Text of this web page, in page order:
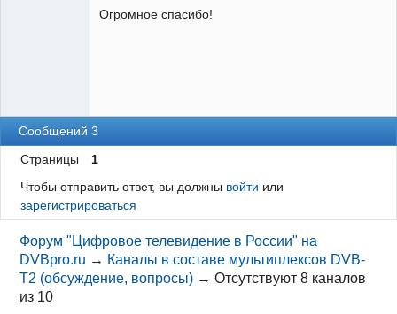
Огромное спасибо!
Сообщений 3
Страницы
1
Чтобы отправить ответ, вы должны войти или
зарегистрироваться
Форум "Цифровое телевидение в России" на
DVBpro.ru → Каналы в составе мультиплексов DVB-
T2 (обсуждение, вопросы) →Отсутствуют 8 каналов
из 10